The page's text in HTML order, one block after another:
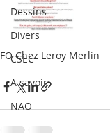
Dessins
Divers
CSEC
A savoir
NAO
FO Chez Leroy Merlin